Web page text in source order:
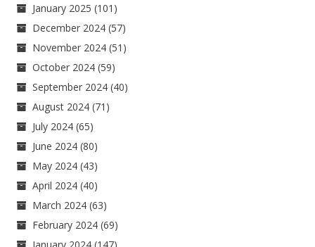
January 2025 (101)
December 2024 (57)
November 2024 (51)
October 2024 (59)
September 2024 (40)
August 2024 (71)
July 2024 (65)
June 2024 (80)
May 2024 (43)
April 2024 (40)
March 2024 (63)
February 2024 (69)